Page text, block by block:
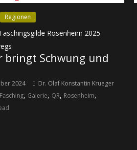
Regionen
Rosenheim 2025
bringt Schwung und
2024
Dr. Olaf Konstantin Krueger
Fasching, Galerie, QR, Rosenheim,